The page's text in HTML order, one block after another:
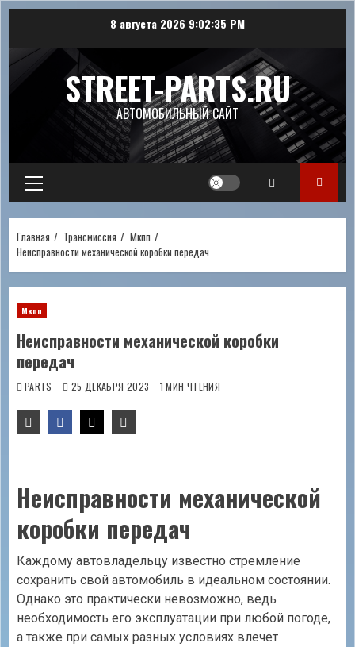
содержимому
8 августа 2026 9:02:36 PM
STREET-PARTS.RU
АВТОМОБИЛЬНЫЙ САЙТ
Основное
меню
Главная Трансмиссия
Мкпп
Неисправности механической коробки передач
Мкпп
Неисправности механической коробки
передач
PARTS 25 ДЕКАБРЯ 2023 1 МИН ЧТЕНИЯ
Неисправности механической
коробки передач
Каждому автовладельцу известно стремление
сохранить свой автомобиль в идеальном состоянии.
Однако это практически невозможно, ведь
необходимость его эксплуатации при любой погоде,
а также при самых разных условиях влечет